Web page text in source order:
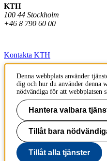
KTH
100 44 Stockholm
+46 8 790 60 00
Kontakta KTH
Jobba på KTH
Press och media
Faktura och betalning KTH
Om KTH:s webbplatser
Tillgänglighetsredogörelse
Denna webbplats använder
dig och hur du använder denna
nödvändiga för att webbplatsen
Hantera valbara
Tillåt bara
Tillåt alla tjänster